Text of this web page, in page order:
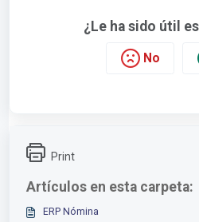
¿Le ha sido útil
No
Print
Artículos en esta carpeta:
ERP Nómina